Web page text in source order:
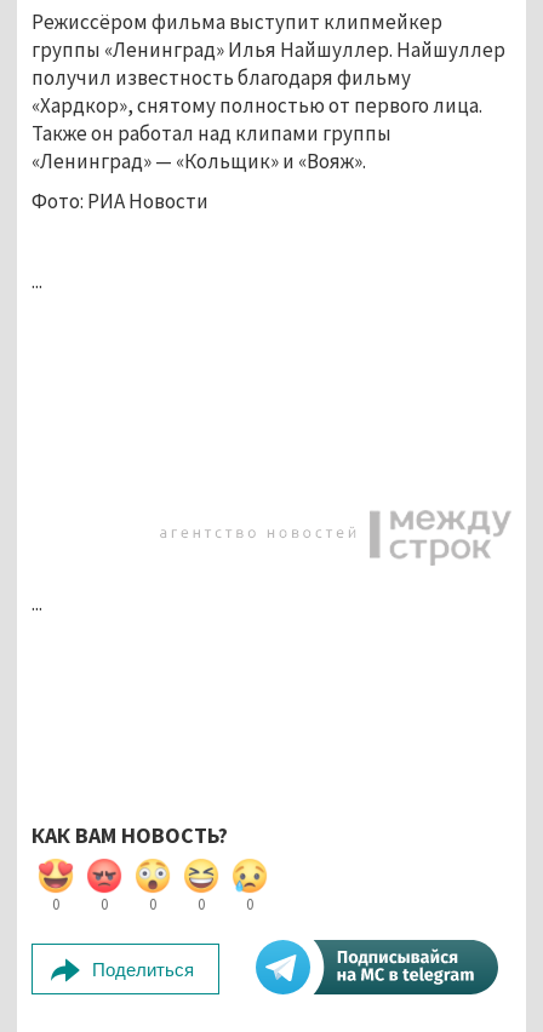
Режиссёром фильма выступит клипмейкер
группы «Ленинград» Илья Найшуллер. Найшуллер
получил известность благодаря фильму
«Хардкор», снятому полностью от первого лица.
Также он работал над клипами группы
«Ленинград» — «Кольщик» и «Вояж».
Фото: РИА Новости
...
...
КАК ВАМ НОВОСТЬ?
0 0 0 0 0
Поделиться